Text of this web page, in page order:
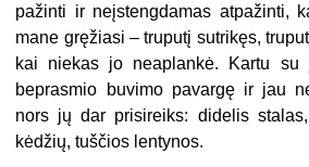
pažinti ir neįstengdamas atpažinti,
mane gręžiasi – truputį sutrikęs,
kai niekas jo neaplankė. Kartu
beprasmio buvimo pavargę ir jau
nors jų dar prisireiks: didelis
kėdžių, tuščios lentynos.